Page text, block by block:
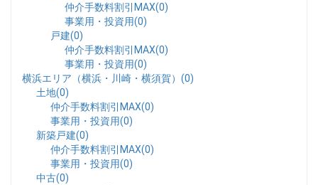
仲介手数料割引MAX(0)
事業用・投資用(0)
戸建(0)
仲介手数料割引MAX(0)
事業用・投資用(0)
横浜エリア（横浜・川崎・横須賀）(0)
土地(0)
仲介手数料割引MAX(0)
事業用・投資用(0)
新築戸建(0)
仲介手数料割引MAX(0)
事業用・投資用(0)
中古(0)